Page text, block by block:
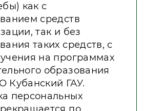
как с
средств
так и без
таких средств, с
на программах
образования
Кубанский ГАУ.
персональных